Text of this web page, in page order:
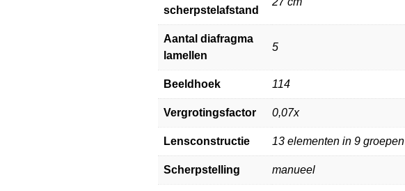
scherpstelafstand
Aantal diafragma
lamellen
5
Beeldhoek 114
Vergrotingsfactor 0,07x
Lensconstructie 13 elementen in 9 groepen
Scherpstelling manueel